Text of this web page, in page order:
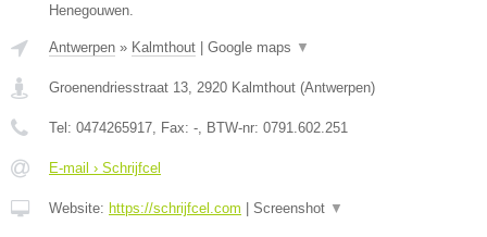
Henegouwen.
Antwerpen » Kalmthout Google maps ▼
Groenendriesstraat 13 2920 Kalmthout (Antwerpen)
Tel: 0474265917 , Fax: - , BTW-nr: 0791.602.251
E-mail › Schrijfcel
Website: https://schrijfcel.com Screenshot ▼